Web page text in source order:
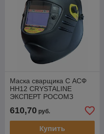
Маска сварщика С АСФ
НН12 CRYSTALINE
ЭКСПЕРТ РОСОМЗ
610,70 руб.
Купить